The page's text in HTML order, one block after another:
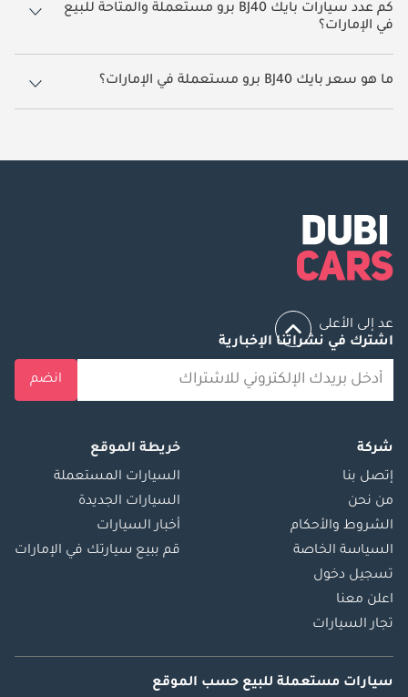
كم عدد سيارات بايك BJ40 برو مستعملة والمتاحة للبيع
في الإمارات؟
1 سيارة بايك BJ40 برو مستعملة متوفرة للبيع في الإمارات.
ما هو سعر بايك BJ40 برو مستعملة في الإمارات؟
يبدأ سعر سيارة بايك BJ40 برو مستعملة في الإمارات 149,888.
عد إلى الأعلى
اشترك في نشراتنا الإخبارية
انضم
شركة
إتصل بنا
من نحن
الشروط والأحكام
السياسة الخاصة
تسجيل دخول
اعلن معنا
تجار السيارات
خريطة الموقع
السيارات المستعملة
السيارات الجديدة
أخبار السيارات
قم ببيع سيارتك في الإمارات
سيارات مستعملة للبيع حسب الموقع